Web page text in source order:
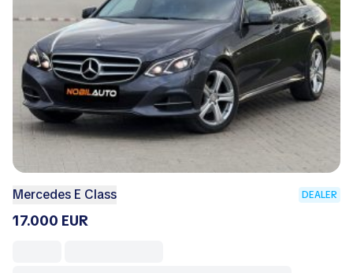
Mercedes E Class DEALER
17.000 EUR